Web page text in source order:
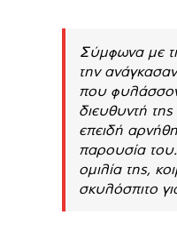
Σύμφωνα με
την ανάγκασαν
που
διευθυντή
επειδή
παρουσία
ομιλία της,
σκυλόσπιτο